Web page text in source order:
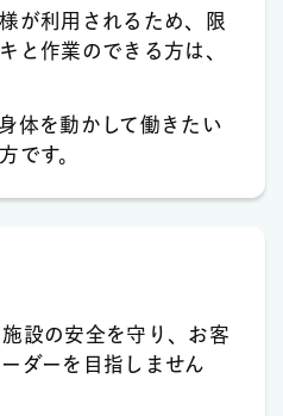
が利用されるため、限
と作業のできる方は、
体を動かして働きたい
です。
設の安全を守り、お客
ダーを目指しません